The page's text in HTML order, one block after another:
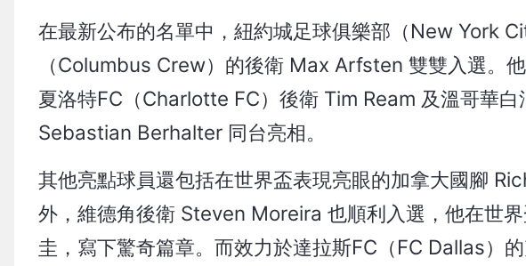
在最新公布的名單中，紐約城足球俱樂部（New York
（Columbus Crew）的後衛 Max Arfsten 雙雙入選
夏洛特FC（Charlotte FC）後衛 Tim Ream 及溫哥華
Sebastian Berhalter 同台亮相。
其他亮點球員還包括在世界盃表現亮眼的加拿大國腳
外，維德角後衛 Steven Moreira 也順利入選，他在世
圭，寫下驚奇篇章。而效力於達拉斯FC（FC Dallas）